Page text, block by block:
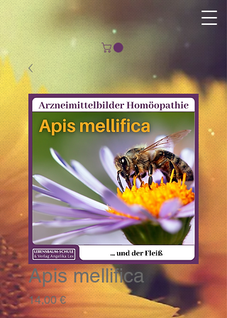
Apis mellifica
14,00 €Preis